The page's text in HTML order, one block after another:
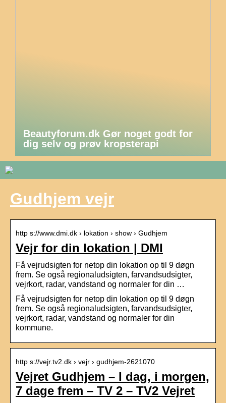
Beautyforum.dk Gør noget godt for
dig selv og prøv kropsterapi
Gudhjem vejr
http s://www.dmi.dk › lokation › show › Gudhjem
Vejr for din lokation | DMI
Få vejrudsigten for netop din lokation op til 9 døgn
frem. Se også regionaludsigten, farvandsudsigter,
vejrkort, radar, vandstand og normaler for din …
Få vejrudsigten for netop din lokation op til 9 døgn
frem. Se også regionaludsigten, farvandsudsigter,
vejrkort, radar, vandstand og normaler for din
kommune.
http s://vejr.tv2.dk › vejr › gudhjem-2621070
Vejret Gudhjem – I dag, i morgen,
7 dage frem – TV 2 – TV2 Vejret